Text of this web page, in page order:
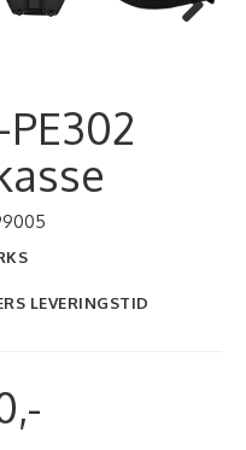
LEVERINGSTID